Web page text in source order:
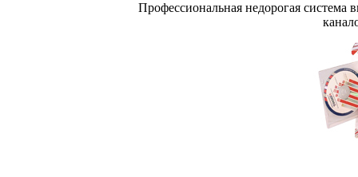
Профессиональная недорогая система